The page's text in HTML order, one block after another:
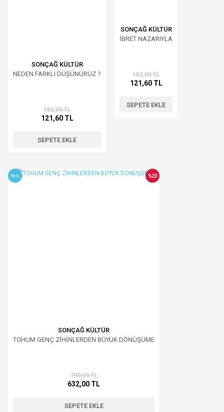
SONÇAĞ KÜLTÜR
NEDEN FARKLI DÜŞÜNÜRÜZ ?
152,00 TL
121,60 TL
SEPETE EKLE
SONÇAĞ KÜLTÜR
İBRET NAZARIYLA
152,00 TL
121,60 TL
SEPETE EKLE
Yeni
SONÇAĞ KÜLTÜR
TOHUM GENÇ ZİHİNLERDEN BÜYÜK DÖNÜŞÜME
%20
790,00 TL
632,00 TL
SEPETE EKLE